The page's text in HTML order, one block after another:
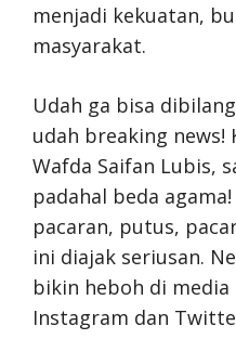
menjadi kekuatan,
masyarakat.
Udah ga bisa
udah breaking news!
Wafda Saifan Lubis,
padahal beda
pacaran, putus,
ini diajak seriusan.
bikin heboh di
Instagram dan